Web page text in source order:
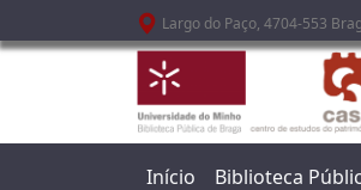
Passar para o conteúdo principal
Largo do Paço, 4704-553
Início Biblioteca